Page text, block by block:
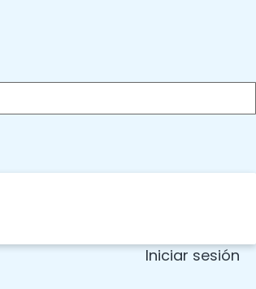
Iniciar sesión